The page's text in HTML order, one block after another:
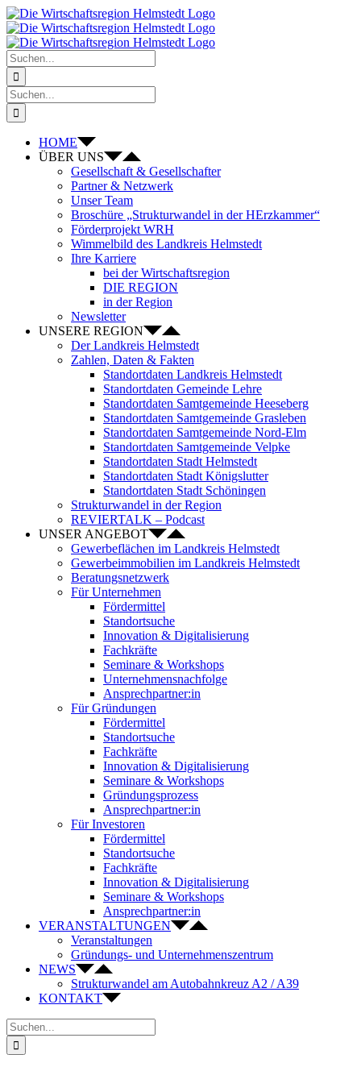
Zum
Inhalt
springen
Suche
nach:
Suche
nach:
HOME
ÜBER UNS
Gesellschaft & Gesellschafter
Partner & Netzwerk
Unser Team
Broschüre „Strukturwandel in der HErzkammer“
Förderprojekt WRH
Wimmelbild des Landkreis Helmstedt
Ihre Karriere
bei der Wirtschaftsregion
DIE REGION
in der Region
Newsletter
UNSERE REGION
Der Landkreis Helmstedt
Zahlen, Daten & Fakten
Standortdaten Landkreis Helmstedt
Standortdaten Gemeinde Lehre
Standortdaten Samtgemeinde Heeseberg
Standortdaten Samtgemeinde Grasleben
Standortdaten Samtgemeinde Nord-Elm
Standortdaten Samtgemeinde Velpke
Standortdaten Stadt Helmstedt
Standortdaten Stadt Königslutter
Standortdaten Stadt Schöningen
Strukturwandel in der Region
REVIERTALK – Podcast
UNSER ANGEBOT
Gewerbeflächen im Landkreis Helmstedt
Gewerbeimmobilien im Landkreis Helmstedt
Beratungsnetzwerk
Für Unternehmen
Fördermittel
Standortsuche
Innovation & Digitalisierung
Fachkräfte
Seminare & Workshops
Unternehmensnachfolge
Ansprechpartner:in
Für Gründungen
Fördermittel
Standortsuche
Fachkräfte
Innovation & Digitalisierung
Seminare & Workshops
Gründungsprozess
Ansprechpartner:in
Für Investoren
Fördermittel
Standortsuche
Fachkräfte
Innovation & Digitalisierung
Seminare & Workshops
Ansprechpartner:in
VERANSTALTUNGEN
Veranstaltungen
Gründungs- und Unternehmenszentrum
NEWS
Strukturwandel am Autobahnkreuz A2 / A39
KONTAKT
Suche
nach: